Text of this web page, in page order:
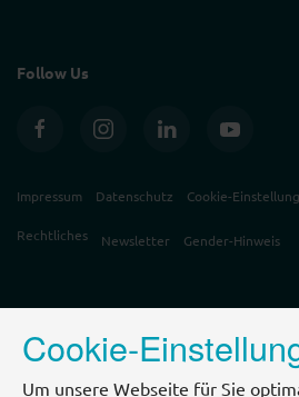
Follow Us
Impressum Datenschutz Cookie-
Rechtliches Newsletter Gender-Hinweis
Cookie-
Um unsere Webseite für Sie